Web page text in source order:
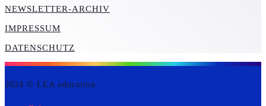
NEWSLETTER-ARCHIV
IMPRESSUM
DATENSCHUTZ
2024 © LEA.education